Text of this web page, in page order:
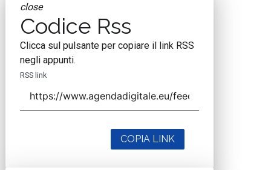
close
Codice Rss
Clicca sul pulsante per copiare il link RSS
negli appunti.
RSS link
COPIA LINK